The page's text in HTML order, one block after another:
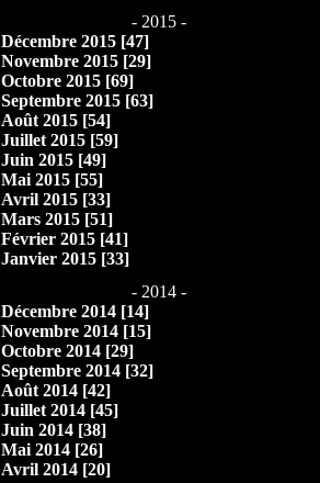
- 2015 -
Décembre 2015 [47]
Novembre 2015 [29]
Octobre 2015 [69]
Septembre 2015 [63]
Août 2015 [54]
Juillet 2015 [59]
Juin 2015 [49]
Mai 2015 [55]
Avril 2015 [33]
Mars 2015 [51]
Février 2015 [41]
Janvier 2015 [33]
- 2014 -
Décembre 2014 [14]
Novembre 2014 [15]
Octobre 2014 [29]
Septembre 2014 [32]
Août 2014 [42]
Juillet 2014 [45]
Juin 2014 [38]
Mai 2014 [26]
Avril 2014 [20]